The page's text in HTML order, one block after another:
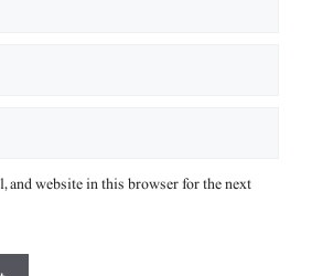
and website in this browser for the next